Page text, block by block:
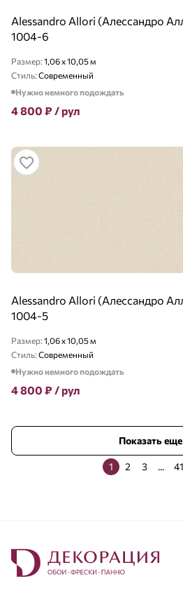
Alessandro Allori (Алессандро
1004-6
Размер: 1,06 x 10,05 м
Стиль: Современный
Нужно немного подождать
4 800 ₽ / рул
Alessandro Allori (Алессандро
1004-5
Размер: 1,06 x 10,05 м
Стиль: Современный
Нужно немного подождать
4 800 ₽ / рул
Показать еще
1 2 3 ...